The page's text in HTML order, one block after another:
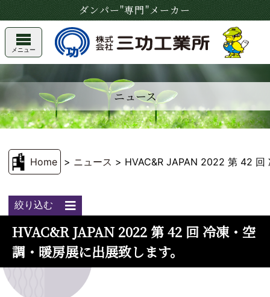
ダンパー"専門"メーカー
メニュー
ニュース
Home > ニュース > HVAC&R JAPAN 2022 第 42 回
絞り込む
HVAC&R JAPAN 2022 第 42 回 冷凍・空
調・暖房展に出展致します。